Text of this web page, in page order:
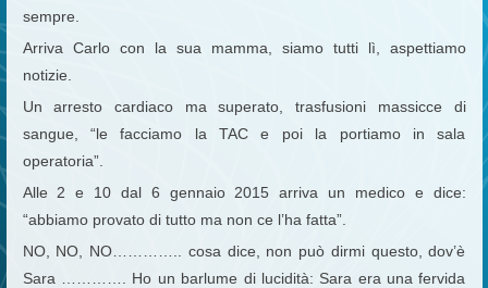
sempre.
Arriva Carlo con la sua mamma, siamo tutti lì, aspettiamo
notizie.
Un arresto cardiaco ma superato, trasfusioni massicce di
sangue, “le facciamo la TAC e poi la portiamo in sala
operatoria”.
Alle 2 e 10 dal 6 gennaio 2015 arriva un medico e dice:
“abbiamo provato di tutto ma non ce l’ha fatta”.
NO, NO, NO………….. cosa dice, non può dirmi questo, dov’è
Sara …………. Ho un barlume di lucidità: Sara era una fervida